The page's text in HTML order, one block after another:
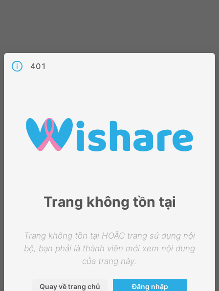
401
Trang không tồn tại
Trang không tồn tại HOẶC trang sử dụng nội
bộ, bạn phải là thành viên mới xem nội dung
của trang này.
Quay về trang chủ Đăng nhập